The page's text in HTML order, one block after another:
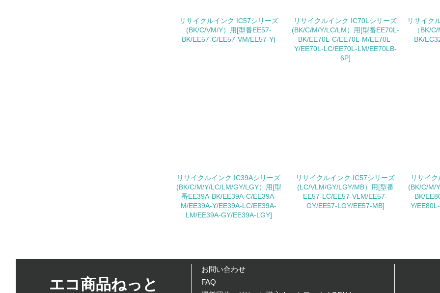
20. <L2> 発生する廃棄物の量と種類を把握し、具体的な削減・リ
No. チェック項目
23. <L1> 「人権・労働等」に関する方針、規定等を持っている
<L1> 「情報セキュリティ」に関する方針、規定等を持っている
4.環境面・社会面の情報公開他
リサイクルインク IC57シリーズ
(BK/C/VM/Y）用[型番EE57-
BK/EE57-C/EE57-VM/EE57-Y]
リサイクルインク IC70Lシリーズ
(BK/C/M/Y/LC/LM）用[型番EE70L-
BK/EE70L-C/EE70L-M/EE70L-
Y/EE70L-LC/EE70L-LM/EE70LB-
6P]
リサイク
（BK/
BK/
リサイクルインク IC39Aシリーズ
(BK/C/M/Y/LC/LM/GY/LGY）用[型
番EE39A-BK/EE39A-C/EE39A-
M/EE39A-Y/EE39A-LC/EE39A-
LM/EE39A-GY/EE39A-LGY]
リサイクルインク IC57シリーズ
(LC/VLM/GY/LGY/MB）用[型番
EE57-LC/EE57-VLM/EE57-
GY/EE57-LGY/EE57-MB]
リサイ
(BK/C/M/
BK/
Y/
エコ商品ねっと
お問い合わせ
FAQ